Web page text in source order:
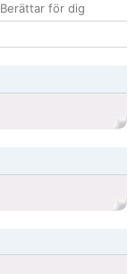
Berättar för dig